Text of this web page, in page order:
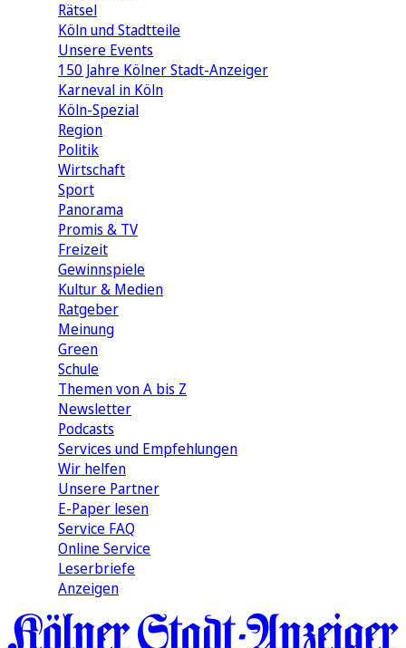
Rätsel
Köln und Stadtteile
Unsere Events
150 Jahre Kölner Stadt-Anzeiger
Karneval in Köln
Köln-Spezial
Region
Politik
Wirtschaft
Sport
Panorama
Promis & TV
Freizeit
Gewinnspiele
Kultur & Medien
Ratgeber
Meinung
Green
Schule
Themen von A bis Z
Newsletter
Podcasts
Services und Empfehlungen
Wir helfen
Unsere Partner
E-Paper lesen
Service FAQ
Online Service
Leserbriefe
Anzeigen